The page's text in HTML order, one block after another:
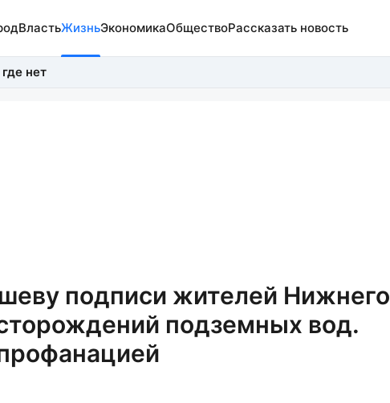
ВластьЖизньЭкономикаОбществоРассказать новость
нет
подписи жителей Нижнего
подземных вод.